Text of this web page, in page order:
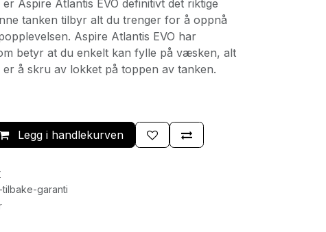
Aspire Atlantis EVO definitivt det riktige
tanken tilbyr alt du trenger for å oppnå
Aspire Atlantis EVO har
betyr at du enkelt kan fylle på væsken, alt
å skru av lokket på toppen av tanken.
Legg i handlekurven
garanti